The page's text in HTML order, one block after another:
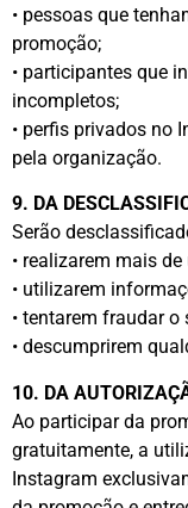
• pessoas que
promoção;
• participantes que
incompletos;
• perfis privados no
pela organização.
9. DA
Serão
• realizarem mais
• utilizarem
• tentarem fraudar o
• descumprirem
10. DA
Ao participar da
gratuitamente, a
Instagram